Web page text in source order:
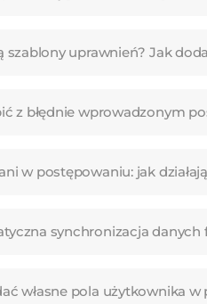
szablony uprawnień? Jak
z błędnie wprowadzonym
w postępowaniu: jak
synchronizacja danych
własne pola użytkownika